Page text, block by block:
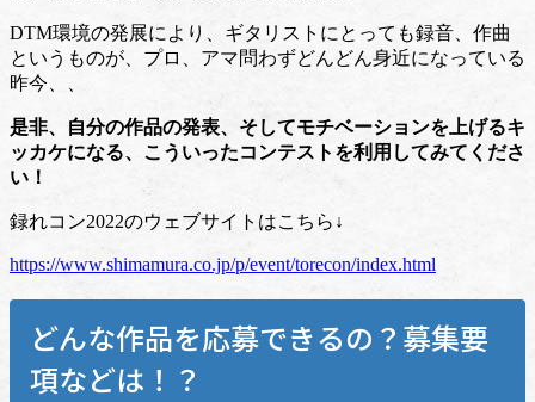
DTM環境の発展により、ギタリストにとっても録音、作曲
というものが、プロ、アマ問わずどんどん身近になっている
昨今、、
是非、自分の作品の発表、そしてモチベーションを上げるキ
ッカケになる、こういったコンテストを利用してみてくださ
い！
録れコン2022のウェブサイトはこちら↓
https://www.shimamura.co.jp/p/event/torecon/index.html
どんな作品を応募できるの？募集要
項などは！？